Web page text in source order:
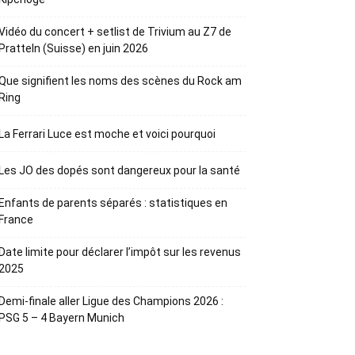
du concert + setlist de Trivium au Z7 de
Pratteln (Suisse) en juin 2026
signifient les noms des scènes du Rock am
Ring
La Ferrari Luce est moche et voici pourquoi
Les JO des dopés sont dangereux pour la santé
Enfants de parents séparés : statistiques en
France
Date limite pour déclarer l’impôt sur les revenus
2025
Demi-finale aller Ligue des Champions 2026 :
PSG 5 – 4 Bayern Munich